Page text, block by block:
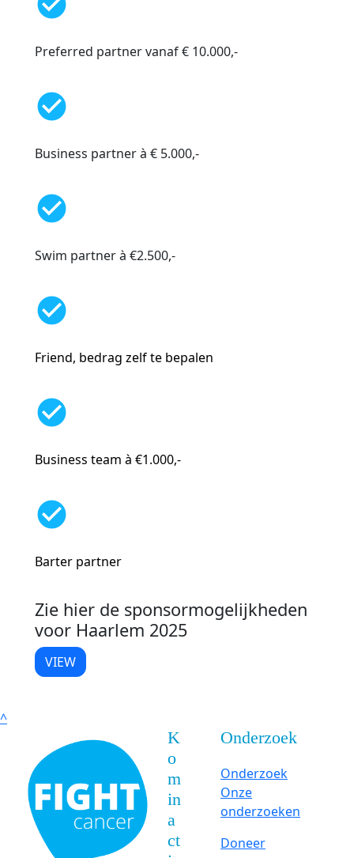
Preferred partner vanaf € 10.000,-
check_circle
Business partner à € 5.000,-
check_circle
Swim partner à €2.500,-
check_circle
Friend, bedrag zelf te bepalen
check_circle
Business team à €1.000,-
check_circle
Barter partner
Zie hier de sponsormogelijkheden
voor Haarlem 2025
VIEW
^
K
o
m
in
a
ct
Onderzoek
Onderzoek
Onze
onderzoeken
Doneer